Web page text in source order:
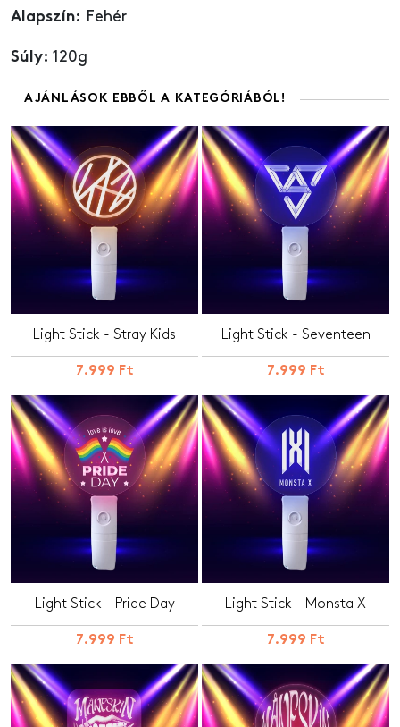
Alapszín: Fehér
Súly: 120g
AJÁNLÁSOK EBBŐL A KATEGÓRIÁBÓL!
Light Stick - Stray Kids
7.999 Ft
Light Stick - Seventeen
7.999 Ft
Light Stick - Pride Day
7.999 Ft
Light Stick - Monsta X
7.999 Ft